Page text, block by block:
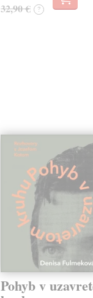
32,90 € ?
Pohyb v